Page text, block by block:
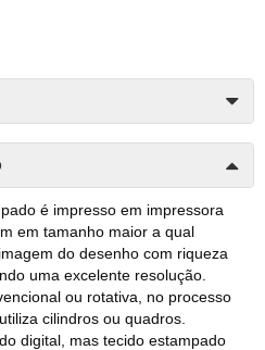
é impresso em impressora
em tamanho maior a qual
do desenho com riqueza
uma excelente resolução.
ou rotativa, no processo
cilindros ou quadros.
digital, mas tecido estampado